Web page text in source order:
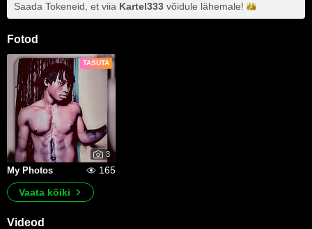
Saada Tokeneid, et viia Kartel333 võidule lähemale!
Fotod
TASUTA
3
My Photos
165
Vaata kõiki
Videod